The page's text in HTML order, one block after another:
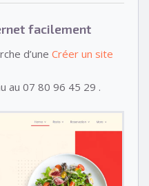
facilement
d’une Créer un site
au 07 80 96 45 29 .